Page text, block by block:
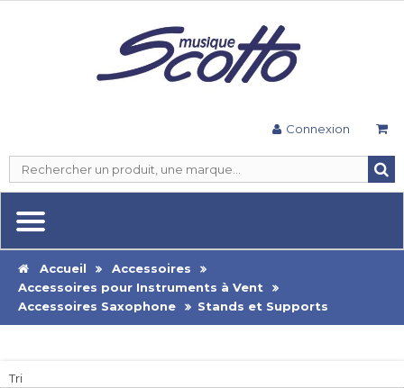
Connexion
Accueil
Accessoires
Accessoires pour Instruments à Vent
Accessoires Saxophone
Stands et Supports
Tri